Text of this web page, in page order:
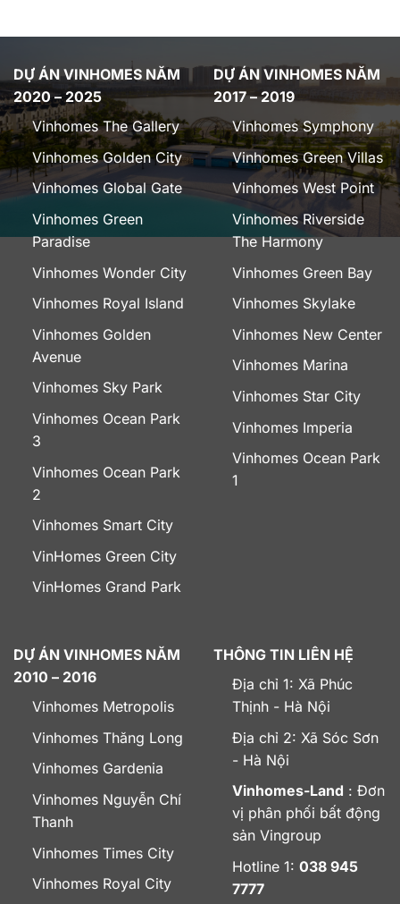
DỰ ÁN VINHOMES NĂM
2020 – 2025
Vinhomes The Gallery
Vinhomes Golden City
Vinhomes Global Gate
Vinhomes Green
Paradise
Vinhomes Wonder City
Vinhomes Royal Island
Vinhomes Golden
Avenue
Vinhomes Sky Park
Vinhomes Ocean Park
3
Vinhomes Ocean Park
2
Vinhomes Smart City
VinHomes Green City
VinHomes Grand Park
DỰ ÁN VINHOMES NĂM
2017 – 2019
Vinhomes Symphony
Vinhomes Green Villas
Vinhomes West Point
Vinhomes Riverside
The Harmony
Vinhomes Green Bay
Vinhomes Skylake
Vinhomes New Center
Vinhomes Marina
Vinhomes Star City
Vinhomes Imperia
Vinhomes Ocean Park
1
DỰ ÁN VINHOMES NĂM
2010 – 2016
Vinhomes Metropolis
Vinhomes Thăng Long
Vinhomes Gardenia
Vinhomes Nguyễn Chí
Thanh
Vinhomes Times City
Vinhomes Royal City
THÔNG TIN LIÊN HỆ
Địa chỉ 1: Xã Phúc
Thịnh - Hà Nội
Địa chỉ 2: Xã Sóc Sơn
- Hà Nội
Vinhomes-Land : Đơn
vị phân phối bất động
sản Vingroup
Hotline 1: 038 945
7777